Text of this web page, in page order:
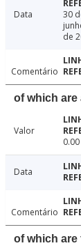
Data
30
de
Comentário
of which
Valor
0.00
Data
Comentário
of which are